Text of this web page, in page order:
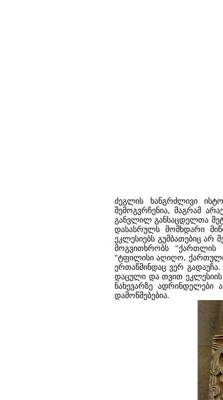
ძეგლის ხანგრძლივი
შემოგვრჩენია, მაგრამ
განვლილ განსაცდელთა
დასასრულს მომხდარი
ეკლესიებს გუმბათებიც არ
მოგვითხრობს "ქართლის
"ტფილისი აღიღო, ქართული
ერთაწმინდაც ვერ
დაცული და თვით ეკლესიის
ნახევარზე ადრინდელები
დამოწმებებია.